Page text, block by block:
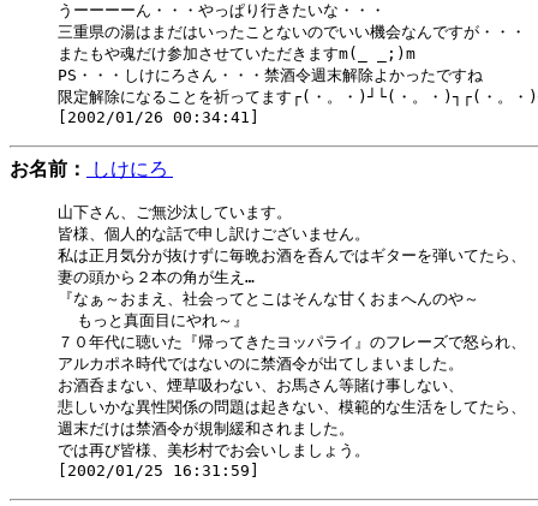
うーーーーん・・・やっぱり行きたいな・・・
三重県の湯はまだはいったことないのでいい機会なんですが・・・
またもや魂だけ参加させていただきますm(_ _;)m
PS・・・しけにろさん・・・禁酒令週末解除よかったですね
限定解除になることを祈ってます┌(・。・)┘└(・。・)┐┌(・。・
お名前： しけにろ
山下さん、ご無沙汰しています。
皆様、個人的な話で申し訳けございません。
私は正月気分が抜けずに毎晩お酒を呑んではギターを弾いてたら、
妻の頭から２本の角が生え…
『なぁ～おまえ、社会ってとこはそんな甘くおまへんのや～
  もっと真面目にやれ～』
７０年代に聴いた『帰ってきたヨッパライ』のフレーズで怒られ、
アルカポネ時代ではないのに禁酒令が出てしまいました。
お酒呑まない、煙草吸わない、お馬さん等賭け事しない、
悲しいかな異性関係の問題は起きない、模範的な生活をしてたら、
週末だけは禁酒令が規制緩和されました。
では再び皆様、美杉村でお会いしましょう。